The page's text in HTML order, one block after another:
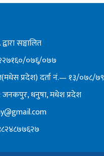
सञ्चालित
०७६्/०७७
प्रदेश) दर्ता नं.— १३/०७८/७९
जनकपुर, धनुषा, मधेश प्रदेश